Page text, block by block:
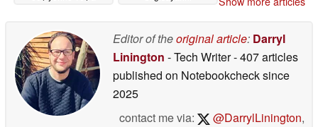
05/26/2026
Editor of theoriginal article: Darryl
Linington - Tech Writer- 407 articles
published on Notebookchecksince
2025
contact me via:
@DarrylLinington,